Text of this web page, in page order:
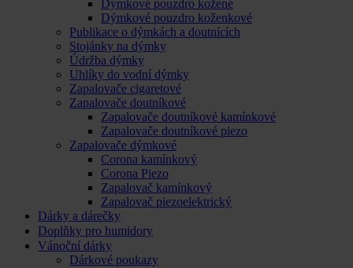
Dýmkové pouzdro kožené
Dýmkové pouzdro koženkové
Publikace o dýmkách a doutnících
Stojánky na dýmky
Údržba dýmky
Uhlíky do vodní dýmky
Zapalovače cigaretové
Zapalovače doutníkové
Zapalovače doutníkové kamínkové
Zapalovače doutníkové piezo
Zapalovače dýmkové
Corona kamínkový
Corona Piezo
Zapalovač kamínkový
Zapalovač piezoelektrický
Dárky a dárečky
Doplňky pro humidory
Vánoční dárky
Dárkové poukazy